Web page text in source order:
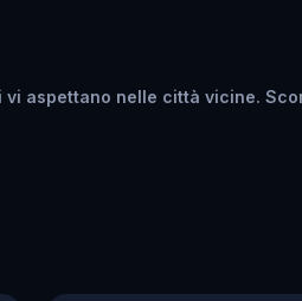
vi aspettano nelle città vicine.